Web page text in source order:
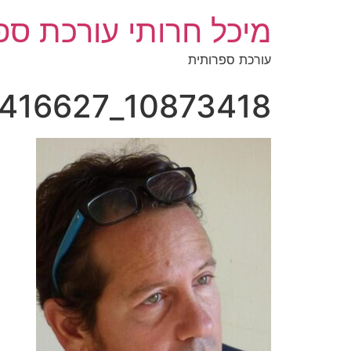
מיכל חרותי עורכת
עורכת ספרותית
10873418_10204563294416627_5418977093522020582_o